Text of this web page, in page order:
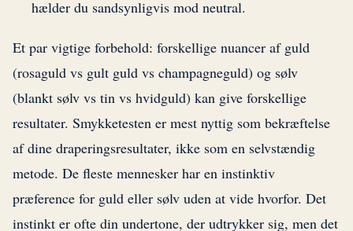
hælder du sandsynligvis mod neutral.
Et par vigtige forbehold: forskellige nuancer af guld
(rosaguld vs gult guld vs champagneguld) og sølv
(blankt sølv vs tin vs hvidguld) kan give forskellige
resultater. Smykketesten er mest nyttig som bekræftelse
af dine draperingsresultater, ikke som en selvstændig
metode. De fleste mennesker har en instinktiv
præference for guld eller sølv uden at vide hvorfor. Det
instinkt er ofte din undertone, der udtrykker sig, men det